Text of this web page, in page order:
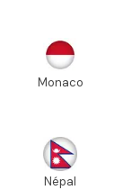
Monaco
Népal